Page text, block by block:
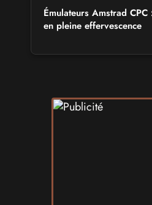
Émulateurs Amstrad
en pleine effervescence